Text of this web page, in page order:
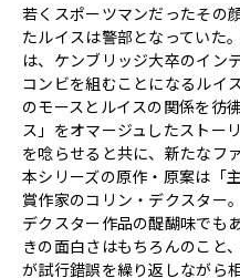
若くスポーツマンだったその
たルイスは警部となっていた
は、ケンブリッジ大卒のイン
コンビを組むことになるルイ
のモースとルイスの関係を彷
ス」をオマージュしたストー
を唸らせると共に、新たなフ
本シリーズの原作・原案は「
賞作家のコリン・デクスター。
デクスター作品の醍醐味でも
きの面白さはもちろんのこと
が試行錯誤を繰り返しながら